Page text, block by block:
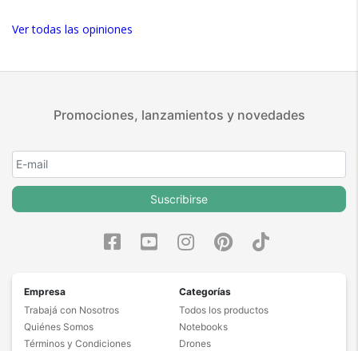
Ver todas las opiniones
Promociones, lanzamientos y novedades
Suscribirse
Empresa
Trabajá con Nosotros
Quiénes Somos
Términos y Condiciones
Categorías
Todos los productos
Notebooks
Drones